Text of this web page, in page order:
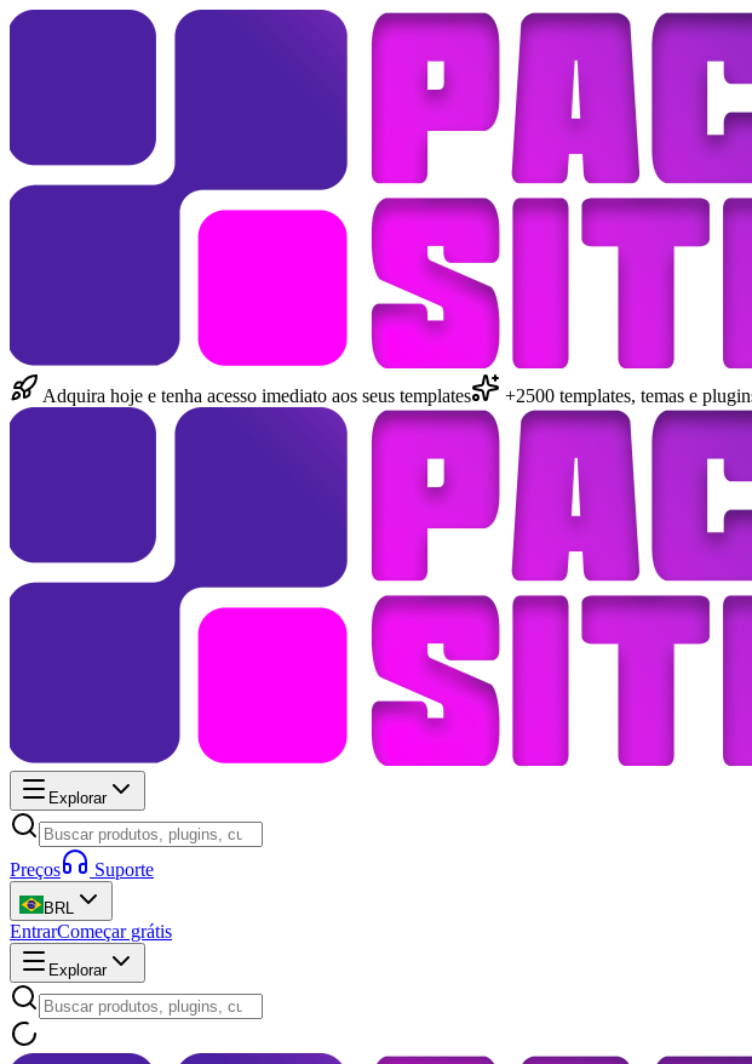
Adquira hoje e tenha acesso imediato aos seus templates +2500 templates, temas e
Explorar
Preços Suporte
BRL
EntrarComeçar grátis
Explorar